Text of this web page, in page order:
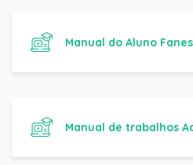
Manual do Aluno
Manual de trabalhos